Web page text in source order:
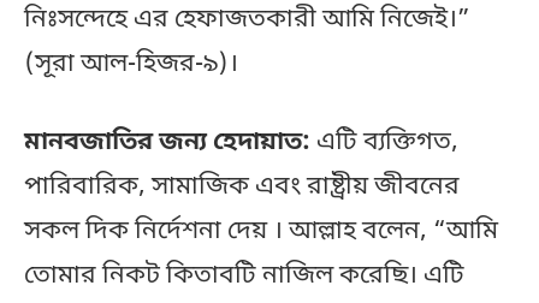
নিঃসন্দেহে এর হেফাজতকারী আমি নিজেই।”
(সূরা আল-হিজর-৯)।
মানবজাতির জন্য হেদায়াত: এটি ব্যক্তিগত,
পারিবারিক, সামাজিক এবং রাষ্ট্রীয় জীবনের
সকল দিক নির্দেশনা দেয় । আল্লাহ বলেন, “আমি
তোমার নিকট কিতাবটি নাজিল করেছি। এটি